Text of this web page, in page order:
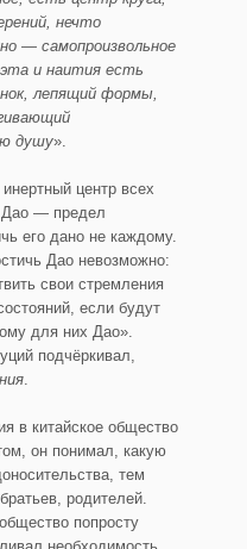
нечто
— самопроизвольное
и наития есть
лепящий формы,
душу».
центр всех
Дао — предел
его дано не каждому.
Дао невозможно:
свои стремления
если будут
для них Дао».
подчёркивал,
.
в китайское общество
он понимал, какую
тем
родителей.
попросту